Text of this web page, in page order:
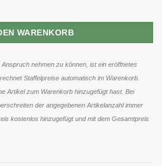
90 Kapseln Menge
WARENKORB
nehmen zu können, ist ein eröffnetes
Staffelpreise automatisch im Warenkorb.
Artikel zum Warenkorb hinzugefügt hast. Bei
der angegebenen Artikelanzahl immer
kostenlos hinzugefügt und mit dem Gesamtpreis